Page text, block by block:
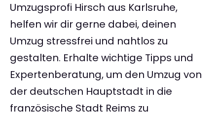
Umzugsprofi Hirsch aus Karlsruhe,
helfen wir dir gerne dabei, deinen
Umzug stressfrei und nahtlos zu
gestalten. Erhalte wichtige Tipps und
Expertenberatung, um den Umzug von
der deutschen Hauptstadt in die
französische Stadt Reims zu